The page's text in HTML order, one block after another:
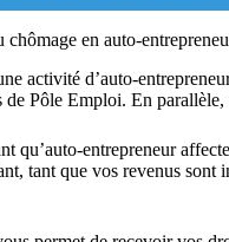
en auto-
activité d’auto-
de Pôle Emploi. En
qu’auto-entrepreneur
tant que vos revenus